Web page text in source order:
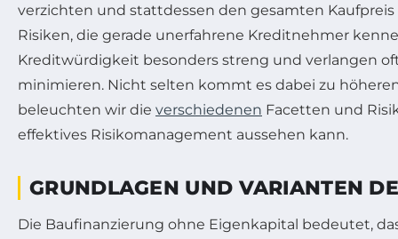
verzichten und stattdessen den gesamten
Risiken, die gerade unerfahrene Kreditnehmer
Kreditwürdigkeit besonders streng und verlangen
minimieren. Nicht selten kommt es dabei zu
beleuchten wir die verschiedenen Facetten und
effektives Risikomanagement aussehen kann.
GRUNDLAGEN UND VARIANTEN
Die Baufinanzierung ohne Eigenkapital bedeutet,